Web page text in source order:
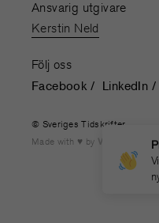
Ansvarig utgivare
Kerstin Neld
Följ oss
Facebook LinkedIn
© Sveriges Tidskrifter
Made with
by